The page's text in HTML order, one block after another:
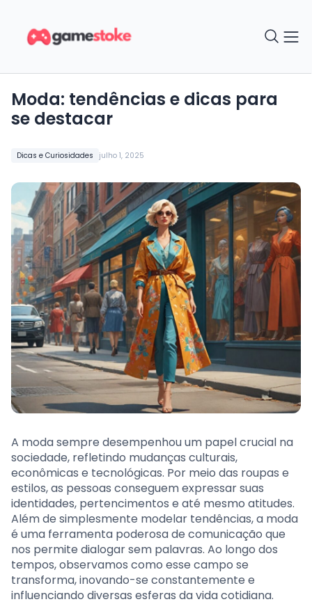
Dicas e Curiosidades julho 1, 2025
Moda: tendências e dicas para
se destacar
A moda sempre desempenhou um papel crucial na
sociedade, refletindo mudanças culturais,
econômicas e tecnológicas. Por meio das roupas e
estilos, as pessoas conseguem expressar suas
identidades, pertencimentos e até mesmo atitudes.
Além de simplesmente modelar tendências, a moda
é uma ferramenta poderosa de comunicação que
nos permite dialogar sem palavras. Ao longo dos
tempos, observamos como esse campo se
transforma, inovando-se constantemente e
influenciando diversas esferas da vida cotidiana.